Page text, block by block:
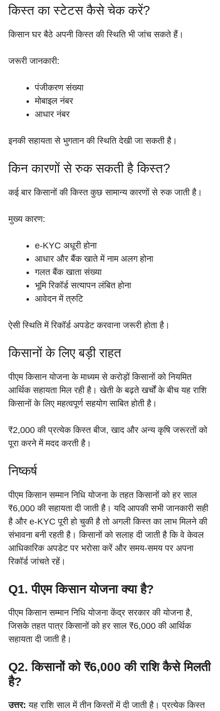
किस्त का स्टेटस कैसे चेक करें?
किसान घर बैठे अपनी किस्त की स्थिति भी जांच सकते हैं।
जरूरी जानकारी:
पंजीकरण संख्या
मोबाइल नंबर
आधार नंबर
इनकी सहायता से भुगतान की स्थिति देखी जा सकती है।
किन कारणों से रुक सकती है किस्त?
कई बार किसानों की किस्त कुछ सामान्य कारणों से रुक जाती है।
मुख्य कारण:
e-KYC अधूरी होना
आधार और बैंक खाते में नाम अलग होना
गलत बैंक खाता संख्या
भूमि रिकॉर्ड सत्यापन लंबित होना
आवेदन में त्रुटि
ऐसी स्थिति में रिकॉर्ड अपडेट करवाना जरूरी होता है।
किसानों के लिए बड़ी राहत
पीएम किसान योजना के माध्यम से करोड़ों किसानों को नियमित
आर्थिक सहायता मिल रही है। खेती के बढ़ते खर्चों के बीच यह राशि
किसानों के लिए महत्वपूर्ण सहयोग साबित होती है।
₹2,000 की प्रत्येक किस्त बीज, खाद और अन्य कृषि जरूरतों को
पूरा करने में मदद करती है।
निष्कर्ष
पीएम किसान सम्मान निधि योजना के तहत किसानों को हर साल
₹6,000 की सहायता दी जाती है। यदि आपकी सभी जानकारी सही
है और e-KYC पूरी हो चुकी है तो अगली किस्त का लाभ मिलने की
संभावना बनी रहती है। किसानों को सलाह दी जाती है कि वे केवल
आधिकारिक अपडेट पर भरोसा करें और समय-समय पर अपना
रिकॉर्ड जांचते रहें।
Q1. पीएम किसान योजना क्या है?
पीएम किसान सम्मान निधि योजना केंद्र सरकार की योजना है,
जिसके तहत पात्र किसानों को हर साल ₹6,000 की आर्थिक
सहायता दी जाती है।
Q2. किसानों को ₹6,000 की राशि कैसे मिलती
है?
उत्तर: यह राशि साल में तीन किस्तों में दी जाती है। प्रत्येक किस्त